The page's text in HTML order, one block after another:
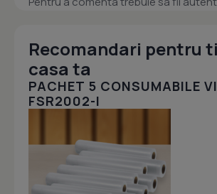
Recomandari pentru
casa ta
PACHET 5 CONSUMABILE
FSR2002-I